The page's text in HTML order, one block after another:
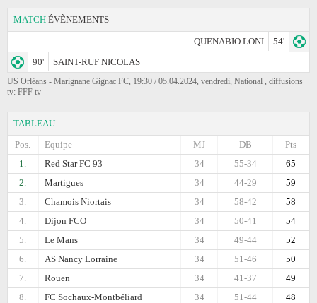
MATCH ÉVÈNEMENTS
QUENABIO LONI
54'
90'
SAINT-RUF NICOLAS
US Orléans - Marignane Gignac FC, 19:30 / 05.04.2024, vendredi, National , diffusions
tv: FFF tv
TABLEAU
Pos.
Equipe Pts
DB
MJ
1.
Red Star FC 93 65
55-34
34
2.
Martigues 59
44-29
34
3.
Chamois Niortais 58
58-42
34
4.
Dijon FCO 54
50-41
34
5.
Le Mans 52
49-44
34
6.
AS Nancy Lorraine 50
51-46
34
7.
Rouen 49
41-37
34
8.
FC Sochaux-Montbéliard 48
51-44
34